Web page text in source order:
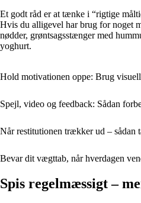
Et godt råd er at tænke i “rigtige
Hvis du alligevel har brug for noget
nødder, grøntsagsstænger med
yoghurt.
Hold motivationen oppe: Brug
Spejl, video og feedback: Sådan
Når restitutionen trækker ud – sådan
Bevar dit vægttab, når hverdagen
Spis regelmæssigt –